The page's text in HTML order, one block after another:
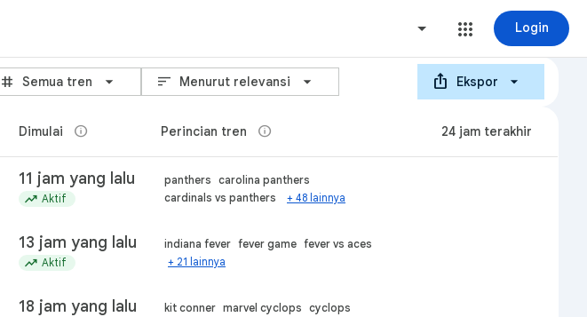
Login
grid_3x3 Semua tren sort Menurut relevansi ios_share Ekspor
Dimulai info Perincian tren info 24 jam terakhir
11 jam yang lalu
trending_up Aktif
panthers carolina panthers
cardinals vs panthers
+ 48 lainnya
13 jam yang lalu
trending_up Aktif
indiana fever fever game fever vs aces
+ 21 lainnya
18 jam yang lalu kit conner marvel cyclops cyclops